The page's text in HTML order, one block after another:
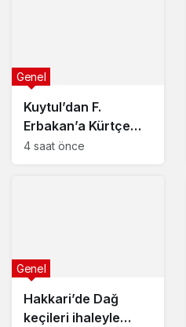
Kuytul’dan F.
Erbakan’a Kürtçe
Cevabı
Genel
4 saat önce
Hakkari’de Dağ
keçileri ihaleyle
Genel